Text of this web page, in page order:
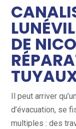
DE
Il peut arriver
d’évacuation, se
multiples : des